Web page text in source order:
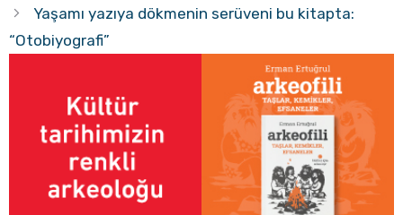
Yaşamı yazıya dökmenin serüveni bu kitapta:
“Otobiyografi”